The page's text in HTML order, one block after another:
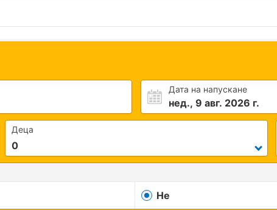
Дата на напускане
нед., 9 авг. 2026 г.
Деца
Не